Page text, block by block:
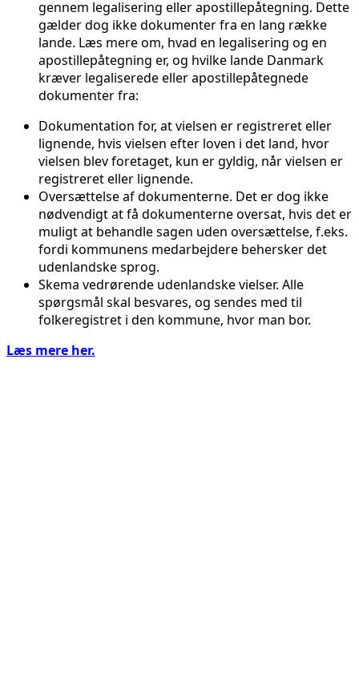
gennem legalisering eller apostillepåtegning. Dette
gælder dog ikke dokumenter fra en lang række
lande. Læs mere om, hvad en legalisering og en
apostillepåtegning er, og hvilke lande Danmark
kræver legaliserede eller apostillepåtegnede
dokumenter fra:
Dokumentation for, at vielsen er registreret eller
lignende, hvis vielsen efter loven i det land, hvor
vielsen blev foretaget, kun er gyldig, når vielsen er
registreret eller lignende.
Oversættelse af dokumenterne. Det er dog ikke
nødvendigt at få dokumenterne oversat, hvis det er
muligt at behandle sagen uden oversættelse, f.eks.
fordi kommunens medarbejdere behersker det
udenlandske sprog.
Skema vedrørende udenlandske vielser. Alle
spørgsmål skal besvares, og sendes med til
folkeregistret i den kommune, hvor man bor.
Læs mere her.